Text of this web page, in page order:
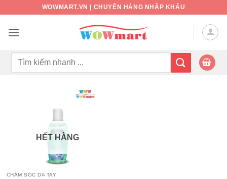
nội
WOWMART.VN | CHUYÊN HÀNG NHẬP KHẨU
Tìm
HẾT HÀNG
CHĂM SÓC DA TAY